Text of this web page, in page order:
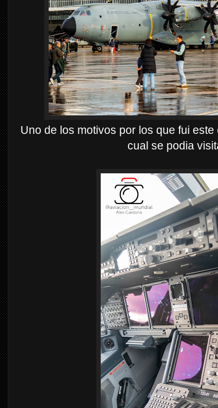
Uno de los motivos por los que fui
cual se podia